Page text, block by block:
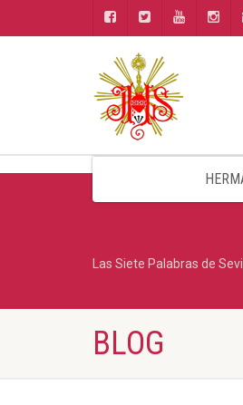
Las Siete Palabras de
BLOG